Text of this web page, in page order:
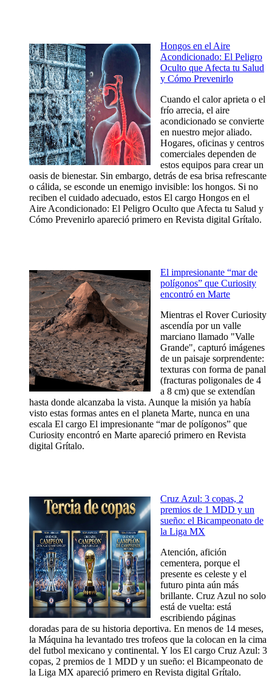
Hongos en el Aire
Acondicionado: El Peligro
Oculto que Afecta tu Salud
y Cómo Prevenirlo
Cuando el calor aprieta o el
frío arrecia, el aire
acondicionado se convierte
en nuestro mejor aliado.
Hogares, oficinas y centros
comerciales dependen de
estos equipos para crear un
oasis de bienestar. Sin embargo, detrás de esa brisa refrescante
o cálida, se esconde un enemigo invisible: los hongos. Si no
reciben el cuidado adecuado, estos El cargo Hongos en el
Aire Acondicionado: El Peligro Oculto que Afecta tu Salud y
Cómo Prevenirlo apareció primero en Revista digital Grítalo.
El impresionante “mar de
polígonos” que Curiosity
encontró en Marte
Mientras el Rover Curiosity
ascendía por un valle
marciano llamado "Valle
Grande", capturó imágenes
de un paisaje sorprendente:
texturas con forma de panal
(fracturas poligonales de 4
a 8 cm) que se extendían
hasta donde alcanzaba la vista. Aunque la misión ya había
visto estas formas antes en el planeta Marte, nunca en una
escala El cargo El impresionante “mar de polígonos” que
Curiosity encontró en Marte apareció primero en Revista
digital Grítalo.
Cruz Azul: 3 copas, 2
premios de 1 MDD y un
sueño: el Bicampeonato de
la Liga MX
Atención, afición
cementera, porque el
presente es celeste y el
futuro pinta aún más
brillante. Cruz Azul no solo
está de vuelta: está
escribiendo páginas
doradas para de su historia deportiva. En menos de 14 meses,
la Máquina ha levantado tres trofeos que la colocan en la cima
del futbol mexicano y continental. Y los El cargo Cruz Azul: 3
copas, 2 premios de 1 MDD y un sueño: el Bicampeonato de
la Liga MX apareció primero en Revista digital Grítalo.